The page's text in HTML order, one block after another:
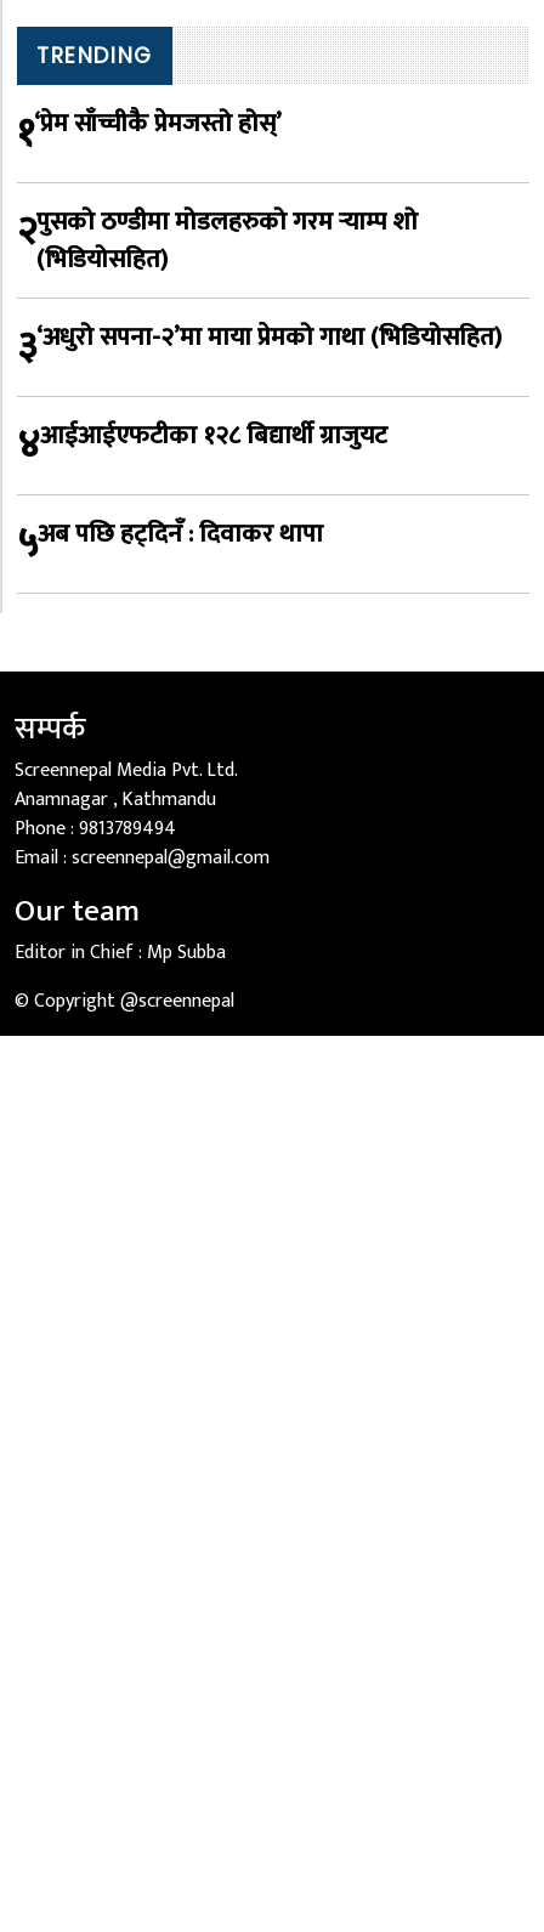
TRENDING
१‘प्रेम साँच्चीकै प्रेमजस्तो होस्’
२पुसको ठण्डीमा मोडलहरुको गरम र्‍याम्प शो
(भिडियोसहित)
३‘अधुरो सपना-२’मा माया प्रेमको गाथा (भिडियोसहित)
४आईआईएफटीका १२८ बिद्यार्थी ग्राजुयट
५अब पछि हट्दिनँ : दिवाकर थापा
सम्पर्क
Screennepal Media Pvt. Ltd.
Anamnagar , Kathmandu
Phone :9813789494
Email :screennepal@gmail.com
Our team
Editor in Chief : Mp Subba
© Copyright @screennepal